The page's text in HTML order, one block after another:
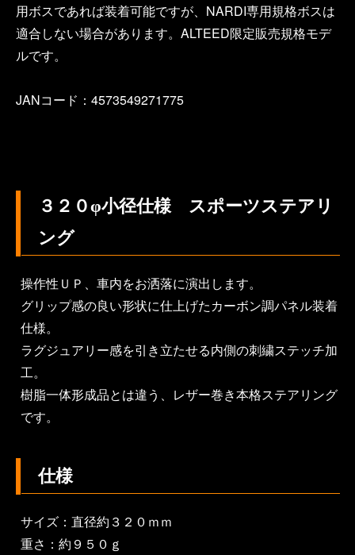
用ボスであれば装着可能ですが、NARDI専用規格ボスは
適合しない場合があります。ALTEED限定販売規格モデ
ルです。
JANコード：4573549271775
３２０φ小径仕様 スポーツステアリ
ング
操作性ＵＰ、車内をお洒落に演出します。
グリップ感の良い形状に仕上げたカーボン調パネル装着
仕様。
ラグジュアリー感を引き立たせる内側の刺繍ステッチ加
工。
樹脂一体形成品とは違う、レザー巻き本格ステアリング
です。
仕様
サイズ：直径約３２０ｍｍ
重さ：約９５０ｇ